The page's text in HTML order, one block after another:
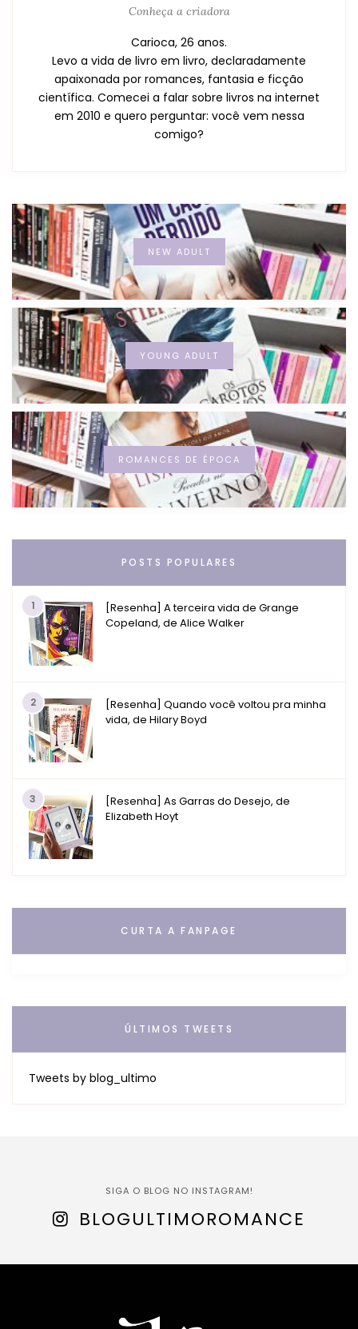
Conheça a criadora
Carioca, 26 anos.
Levo a vida de livro em livro, declaradamente
apaixonada por romances, fantasia e ficção
científica. Comecei a falar sobre livros na internet
em 2010 e quero perguntar: você vem nessa
comigo?
NEW ADULT
YOUNG ADULT
ROMANCES DE ÉPOCA
POSTS POPULARES
1
[Resenha] A terceira vida de Grange
Copeland, de Alice Walker
2
[Resenha] Quando você voltou pra minha
vida, de Hilary Boyd
3
[Resenha] As Garras do Desejo, de
Elizabeth Hoyt
CURTA A FANPAGE
ÚLTIMOS TWEETS
Tweets by blog_ultimo
SIGA O BLOG NO INSTAGRAM!
BLOGULTIMOROMANCE